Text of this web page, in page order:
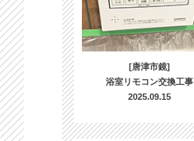
[唐津市鏡]
浴室リモコン交換工事
2025.09.15